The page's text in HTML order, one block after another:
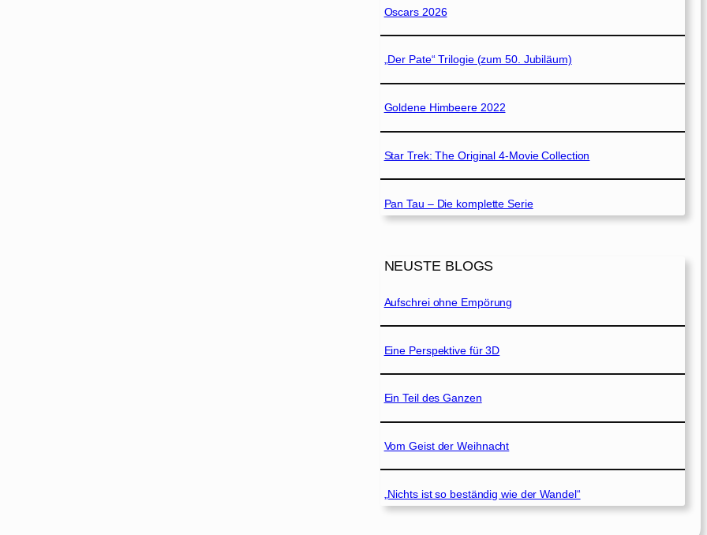
Oscars 2026
„Der Pate“ Trilogie (zum 50. Jubiläum)
Goldene Himbeere 2022
Star Trek: The Original 4-Movie Collection
Pan Tau – Die komplette Serie
NEUSTE BLOGS
Aufschrei ohne Empörung
Eine Perspektive für 3D
Ein Teil des Ganzen
Vom Geist der Weihnacht
„Nichts ist so beständig wie der Wandel“